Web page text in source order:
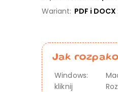
Wariant: PDF i
Jak
Windows:
kliknij